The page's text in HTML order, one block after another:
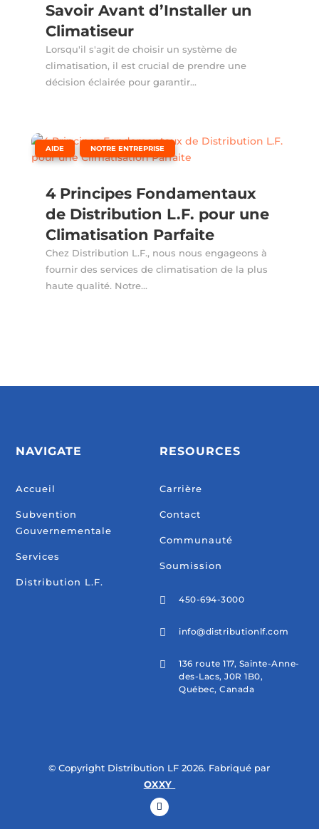
Savoir Avant d’Installer un
Climatiseur
Lorsqu'il s'agit de choisir un système de
climatisation, il est crucial de prendre une
décision éclairée pour garantir...
4 Principes Fondamentaux
de Distribution L.F. pour une
Climatisation Parfaite
AIDE NOTRE ENTREPRISE
Chez Distribution L.F., nous nous engageons à
fournir des services de climatisation de la plus
haute qualité. Notre...
NAVIGATE
Accueil
Subvention
Gouvernementale
Services
Distribution L.F.
RESOURCES
Carrière
Contact
Communauté
Soumission
 450-694-3000
 info@distributionlf.com

136 route 117, Sainte-Anne-
des-Lacs, J0R 1B0,
Québec, Canada
© Copyright Distribution LF 2026. Fabriqué par
OXXY